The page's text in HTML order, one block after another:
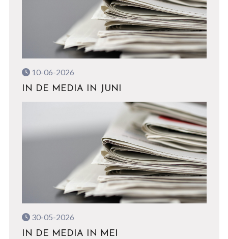
10-06-2026
IN DE MEDIA IN JUNI
30-05-2026
IN DE MEDIA IN MEI